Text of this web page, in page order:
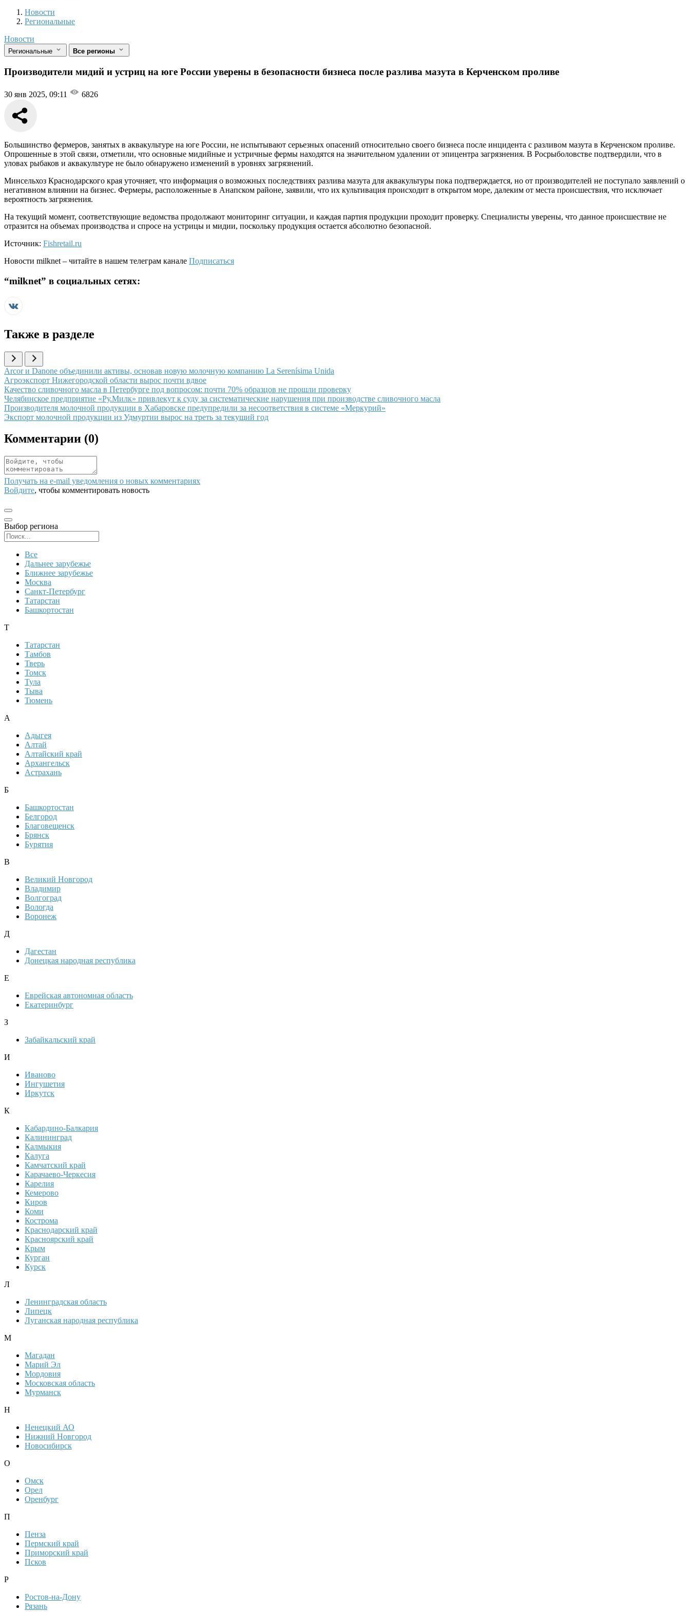
Новости
Разделы
Новости
Региональные
Новости
Региональные Все регионы
Производители мидий и устриц на юге России уверены в безопасности бизнеса после разлива мазута в Керченском проливе
30 янв 2025, 09:11 6826
Большинство фермеров, занятых в аквакультуре на юге России, не испытывают серьезных опасений относительно своего бизнеса после инцидента с разливом мазута в Керченском проливе.
Опрошенные в этой связи, отметили, что основные мидийные и устричные фермы находятся на значительном удалении от эпицентра загрязнения. В Росрыболовстве подтвердили, что в
уловах рыбаков и аквакультуре не было обнаружено изменений в уровнях загрязнений.
Минсельхоз Краснодарского края уточняет, что информация о возможных последствиях разлива мазута для аквакультуры пока подтверждается, но от производителей не поступало заявлений о
негативном влиянии на бизнес. Фермеры, расположенные в Анапском районе, заявили, что их культивация происходит в открытом море, далеким от места происшествия, что исключает
вероятность загрязнения.
На текущий момент, соответствующие ведомства продолжают мониторинг ситуации, и каждая партия продукции проходит проверку. Специалисты уверены, что данное происшествие не
отразится на объемах производства и спросе на устрицы и мидии, поскольку продукция остается абсолютно безопасной.
Источник: Fishretail.ru
Новости milknet – читайте в нашем телеграм канале Подписаться
“milknet” в социальных сетях:
Также в разделе
Иллюстрация новости
Arcor и Danone объединили активы, основав новую молочную компанию La Serenísima Unida
Иллюстрация новости
Агроэкспорт Нижегородской области вырос почти вдвое
Иллюстрация новости
Качество сливочного масла в Петербурге под вопросом: почти 70% образцов не прошли проверку
Иллюстрация новости
Челябинское предприятие «Ру.Милк» привлекут к суду за систематические нарушения при производстве сливочного масла
Иллюстрация новости
Производителя молочной продукции в Хабаровске предупредили за несоответствия в системе «Меркурий»
Иллюстрация новости
Экспорт молочной продукции из Удмуртии вырос на треть за текущий год
Комментарии (0)
Получать на e‑mail уведомления о новых комментариях
Войдите, чтобы комментировать новость
Выбор региона
Все
Дальнее зарубежье
Ближнее зарубежье
Москва
Санкт-Петербург
Татарстан
Башкортостан
Т
Татарстан
Тамбов
Тверь
Томск
Тула
Тыва
Тюмень
А
Адыгея
Алтай
Алтайский край
Архангельск
Астрахань
Б
Башкортостан
Белгород
Благовещенск
Брянск
Бурятия
В
Великий Новгород
Владимир
Волгоград
Вологда
Воронеж
Д
Дагестан
Донецкая народная республика
Е
Еврейская автономная область
Екатеринбург
З
Забайкальский край
И
Иваново
Ингушетия
Иркутск
К
Кабардино-Балкария
Калининград
Калмыкия
Калуга
Камчатский край
Карачаево-Черкесия
Карелия
Кемерово
Киров
Коми
Кострома
Краснодарский край
Красноярский край
Крым
Курган
Курск
Л
Ленинградская область
Липецк
Луганская народная республика
М
Магадан
Марий Эл
Мордовия
Московская область
Мурманск
Н
Ненецкий АО
Нижний Новгород
Новосибирск
О
Омск
Орел
Оренбург
П
Пенза
Пермский край
Приморский край
Псков
Р
Ростов-на-Дону
Рязань